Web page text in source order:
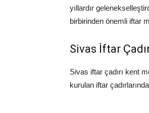
yıllardır
birbirinden önemli iftar
Sivas İftar
Sivas iftar çadırı kent
kurulan iftar